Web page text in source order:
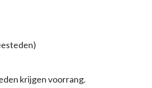
krijgen voorrang.